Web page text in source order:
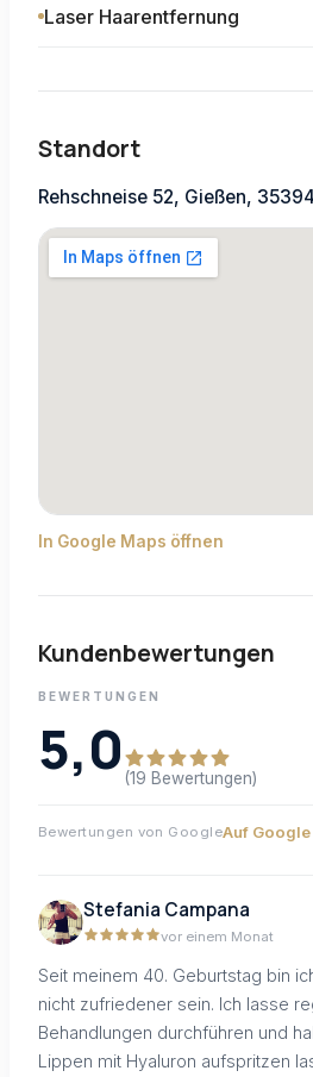
Laser Haarentfernung
Standort
Rehschneise 52, Gießen, 35394
In Google Maps öffnen
Kundenbewertungen
BEWERTUNGEN
5,0 (19 Bewertungen)
Bewertungen von GoogleAuf
Stefania Campana
vor einem Monat
Seit meinem 40. Geburtstag bin
nicht zufriedener sein. Ich lasse
Behandlungen durchführen und
Lippen mit Hyaluron aufspritzen